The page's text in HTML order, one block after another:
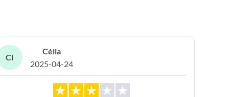
Cl
Célia
2025-04-24